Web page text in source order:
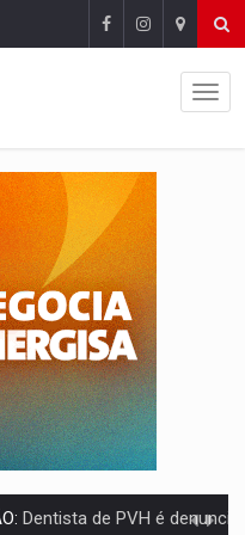
Polícia Civil deflagra a terceira fase da